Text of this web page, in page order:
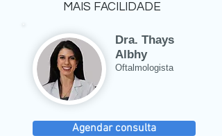
MAIS FACILIDADE
Dra. Thays
Albhy
Oftalmologista
Agendar consulta